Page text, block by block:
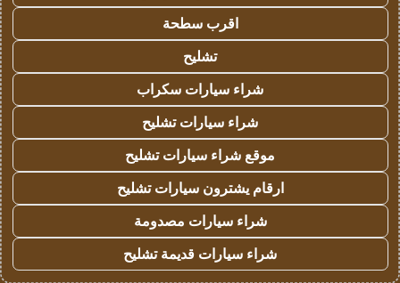
اقرب سطحة
تشليح
شراء سيارات سكراب
شراء سيارات تشليح
موقع شراء سيارات تشليح
ارقام يشترون سيارات تشليح
شراء سيارات مصدومة
شراء سيارات قديمة تشليح